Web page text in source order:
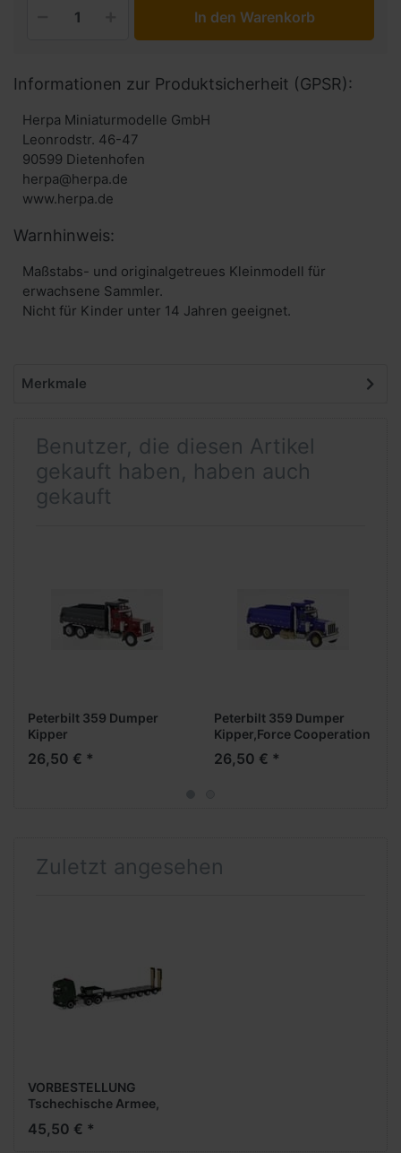
In den Warenkorb
Informationen zur Produktsicherheit (GPSR):
Herpa Miniaturmodelle GmbH
Leonrodstr. 46-47
90599 Dietenhofen
herpa@herpa.de
www.herpa.de
Warnhinweis:
Maßstabs- und originalgetreues Kleinmodell für
erwachsene Sammler.
Nicht für Kinder unter 14 Jahren geeignet.
Merkmale
Benutzer, die diesen Artikel
gekauft haben, haben auch
gekauft
Peterbilt 359 Dumper
Kipper
26,50 € *
Peterbilt 359 Dumper
Kipper,Force Cooperation
26,50 € *
Zuletzt angesehen
VORBESTELLUNG
Tschechische Armee,
SemitiefladeAufl. (CZ)
45,50 € *